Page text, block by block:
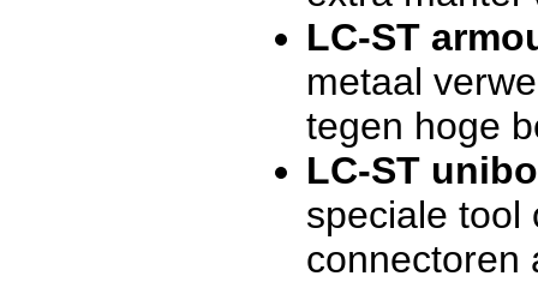
LC-ST
metaal
tegen hoge
LC-ST
speciale tool
connectoren